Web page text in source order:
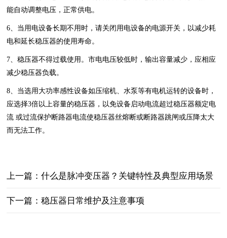
能自动调整电压，正常供电。
6、当用电设备长期不用时，请关闭用电设备的电源开关，以减少耗
电和延长稳压器的使用寿命。
7、稳压器不得过载使用。市电电压较低时，输出容量减少，应相应
减少稳压器负载。
8、当选用大功率感性设备如压缩机、水泵等有电机运转的设备时，
应选择3倍以上容量的稳压器，以免设备启动电流超过稳压器额定电
流 或过流保护断路器电流使稳压器丝熔断或断路器跳闸或压降太大
而无法工作。
上一篇：什么是脉冲变压器？关键特性‌及典型应用场景‌
下一篇：​稳压器日常维护及注意事项